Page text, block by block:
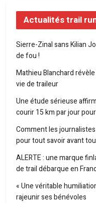
Actualités trail
Sierre-Zinal sans Kilian
de fou !
Mathieu Blanchard
vie de traileur
Une étude sérieuse
courir 15 km par jour
Comment les
pour tout savoir avant
ALERTE : une marque
de trail débarque en
« Une véritable
rajeunir ses bénévoles